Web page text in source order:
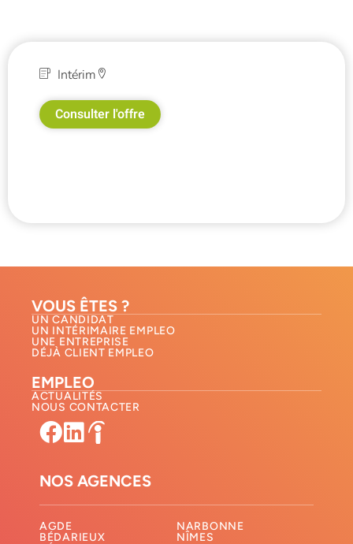
Intérim
Consulter l'offre
VOUS ÊTES ?
UN CANDIDAT
UN INTÉRIMAIRE EMPLEO
UNE ENTREPRISE
DÉJÀ CLIENT EMPLEO
EMPLEO
ACTUALITÉS
NOUS CONTACTER​
NOS AGENCES
AGDE
BÉDARIEUX
NARBONNE
NÎMES